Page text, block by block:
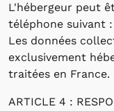
L'hébergeur peut
téléphone suivant :
Les données
exclusivement
traitées en France.
ARTICLE 4 :